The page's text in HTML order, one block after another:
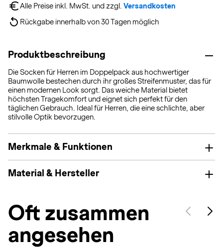
Alle Preise inkl. MwSt. und zzgl. Versandkosten
Rückgabe innerhalb von 30 Tagen möglich
Produktbeschreibung
Die Socken für Herren im Doppelpack aus hochwertiger
Baumwolle bestechen durch ihr großes Streifenmuster, das für
einen modernen Look sorgt. Das weiche Material bietet
höchsten Tragekomfort und eignet sich perfekt für den
täglichen Gebrauch. Ideal für Herren, die eine schlichte, aber
stilvolle Optik bevorzugen.
Merkmale & Funktionen
Material & Hersteller
Oft zusammen
angesehen